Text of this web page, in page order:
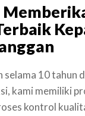
selama 10 tahun
kami memiliki
kontrol